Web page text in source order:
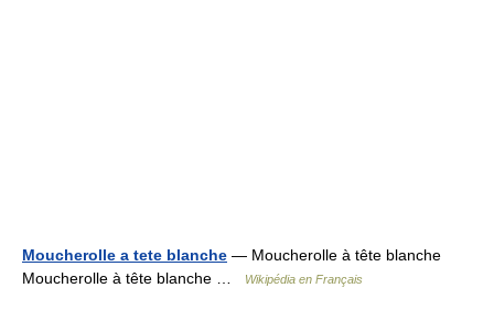
Moucherolle a tete blanche — Moucherolle à tête blanche
Moucherolle à tête blanche …
Wikipédia en Français